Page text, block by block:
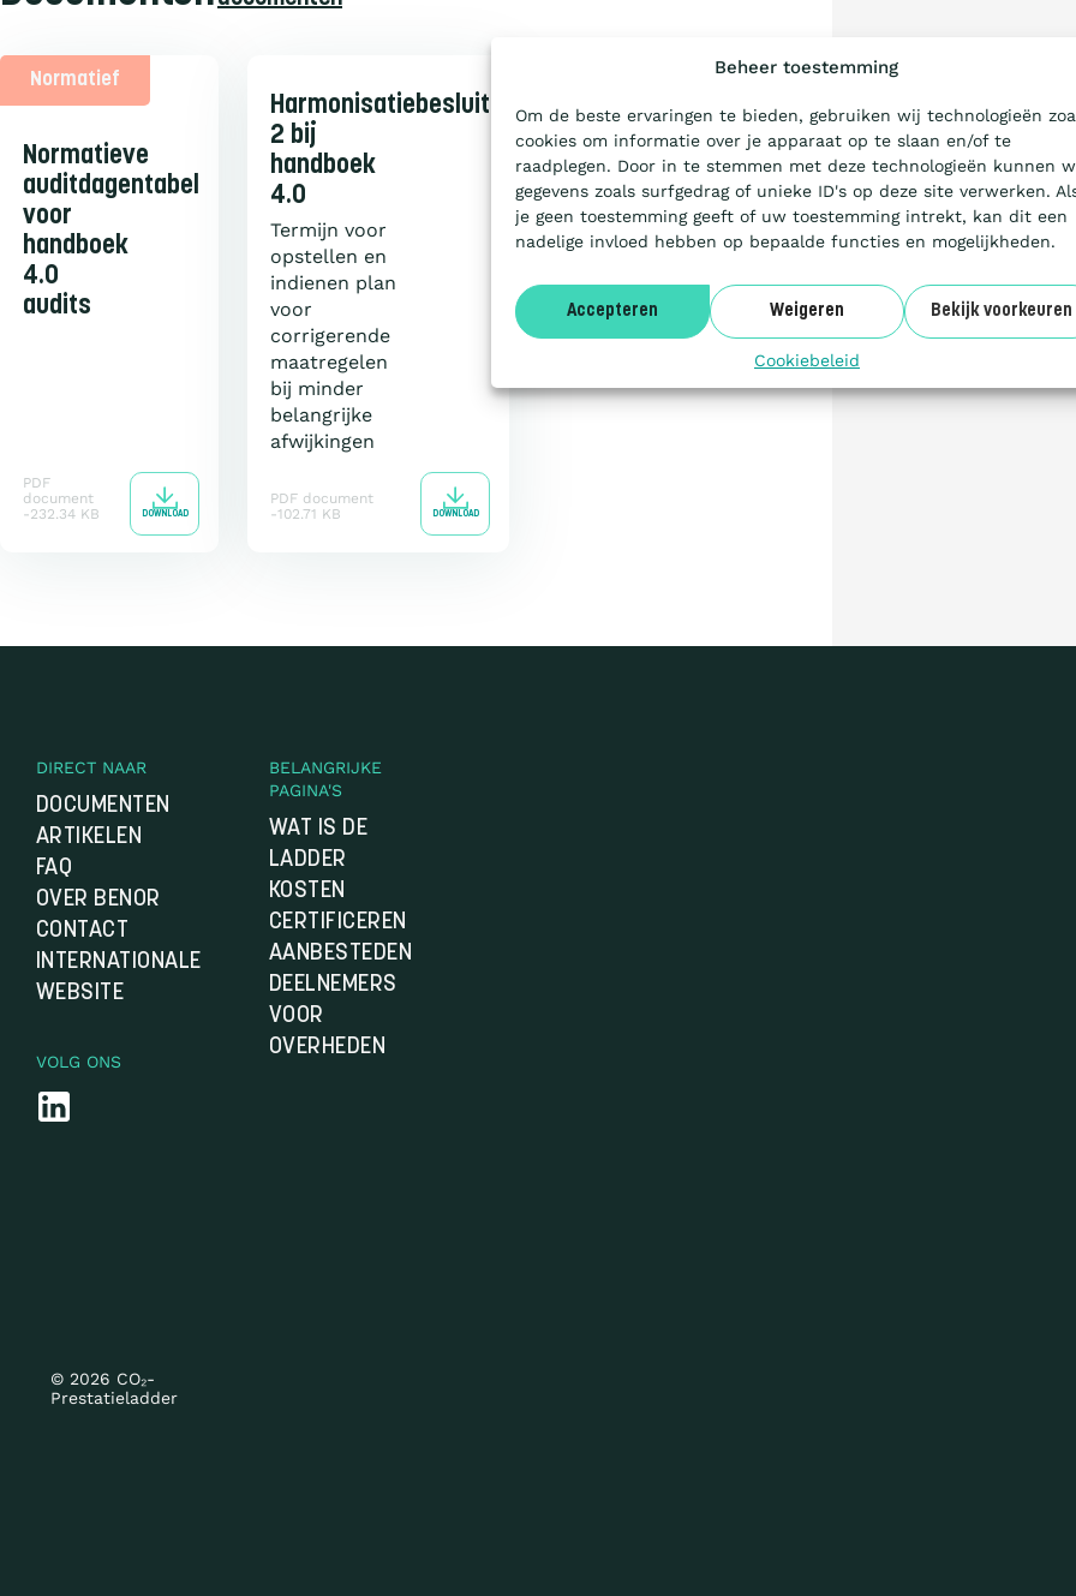
Beheer toestemming
Om de beste ervaringen te bieden, gebruiken wij technologieën
cookies om informatie over je apparaat op te slaan en/of te
raadplegen. Door in te stemmen met deze technologieën kunnen
gegevens zoals surfgedrag of unieke ID's op deze site verwerken.
je geen toestemming geeft of uw toestemming intrekt, kan dit een
nadelige invloed hebben op bepaalde functies en mogelijkheden.
Accepteren Weigeren Bekijk voorkeuren
Cookiebeleid
Normatief
Normatieve
auditdagentabel
voor
handboek
4.0
audits
PDF
document
232.34 KB
DOWNLOAD
Harmonisatiebesluit
2 bij
handboek
4.0
Termijn voor
opstellen en
indienen plan
voor
corrigerende
maatregelen
bij minder
belangrijke
afwijkingen
PDF document
102.71 KB
DOWNLOAD
DIRECT NAAR
DOCUMENTEN
ARTIKELEN
FAQ
OVER BENOR
CONTACT
INTERNATIONALE
WEBSITE
VOLG ONS
BELANGRIJKE
PAGINA'S
WAT IS DE
LADDER
KOSTEN
CERTIFICEREN
AANBESTEDEN
DEELNEMERS
VOOR
OVERHEDEN
© 2026 CO₂-
Prestatieladder